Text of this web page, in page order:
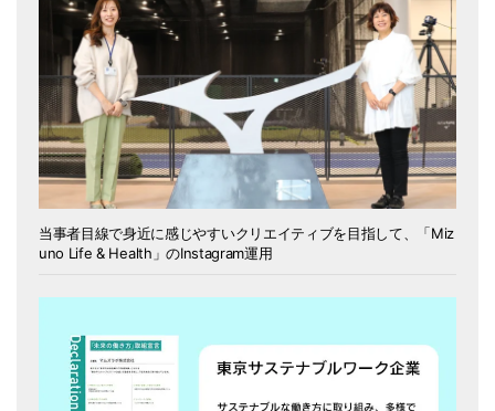
当事者目線で身近に感じやすいクリエイティブを目指して、「Miz
uno Life & Health」のInstagram運用